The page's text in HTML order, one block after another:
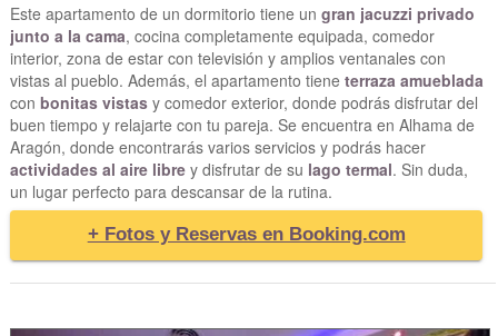
Este apartamento de un dormitorio tiene un gran jacuzzi privado
junto a la cama, cocina completamente equipada, comedor
interior, zona de estar con televisión y amplios ventanales con
vistas al pueblo. Además, el apartamento tiene terraza amueblada
con bonitas vistasy comedor exterior, donde podrás disfrutar del
buen tiempo y relajarte con tu pareja. Se encuentra en Alhama de
Aragón, donde encontrarás varios servicios y podrás hacer
actividades al aire librey disfrutar de su lago termal. Sin duda,
un lugar perfecto para descansar de la rutina.
+ Fotos y Reservas en Booking.com